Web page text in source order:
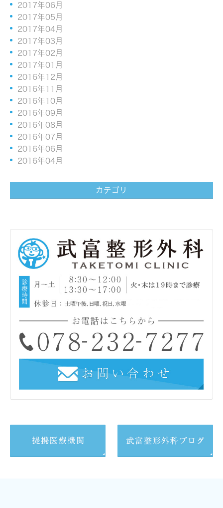
2017年06月
2017年05月
2017年04月
2017年03月
2017年02月
2017年01月
2016年12月
2016年11月
2016年10月
2016年09月
2016年08月
2016年07月
2016年06月
2016年04月
カテゴリ